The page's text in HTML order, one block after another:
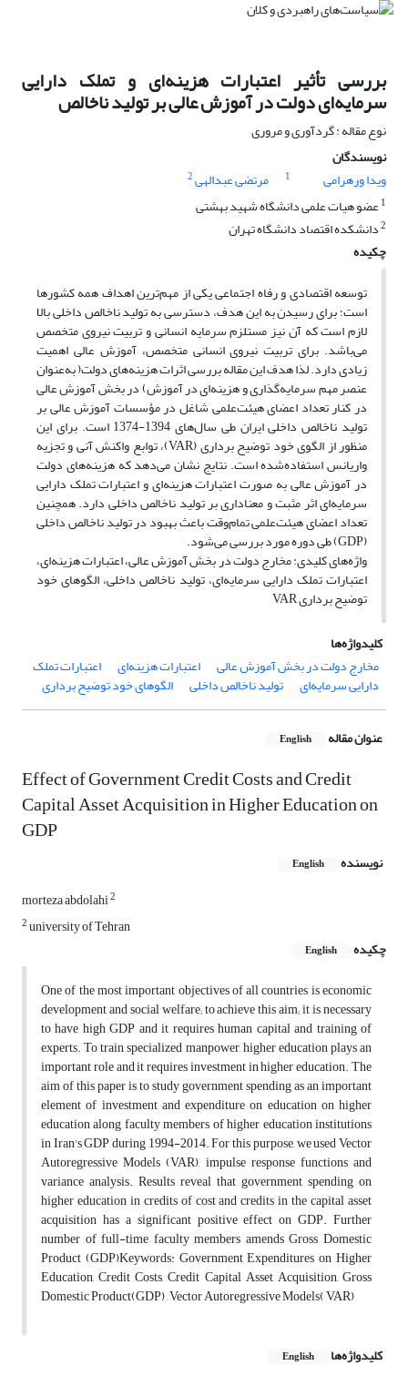
بررسی تأثیر اعتبارات هزینه‌ای و تملک دارایی
سرمایه‌ای دولت در آموزش عالی بر تولید ناخالص
نوع مقاله : گردآوری و مروری
نویسندگان
ویدا ورهرامی
1 مرتضی عبدالهی2
1عضو هیات علمی دانشگاه شهید بهشتی
2دانشکده اقتصاد دانشگاه تهران
چکیده
توسعه اقتصادی و رفاه اجتماعی یکی از مهم‌ترین اهداف همه کشورها
است؛ برای رسیدن به این هدف، دسترسی به تولید ناخالص داخلی بالا
لازم است که آن نیز مستلزم سرمایه انسانی و تربیت نیروی متخصص
می‌باشد. برای تربیت نیروی انسانی متخصص، آموزش عالی اهمیت
زیادی دارد. لذا هدف این مقاله بررسی اثرات هزینه‌های دولت( به‌عنوان
عنصر مهم سرمایه‌گذاری و هزینه‌ای در آموزش) در بخش آموزش عالی
در کنار تعداد اعضای هیئت‌علمی شاغل در مؤسسات آموزش عالی بر
تولید ناخالص داخلی ایران طی سال‌های 1394-1374 است. برای این
منظور از الگوی خود توضیح برداری (VAR)، توابع واکنش آنی و تجزیه
واریانس استفاده‌شده است. نتایج نشان می‌دهد که هزینه‌های دولت
در آموزش عالی به صورت اعتبارات هزینه‌ای و اعتبارات تملک دارایی
سرمایه‌ای اثر مثبت و معناداری بر تولید ناخالص داخلی دارد. همچنین
تعداد اعضای هیئت‌علمی تمام‌وقت باعث بهبود در تولید ناخالص داخلی
(GDP) طی دوره مورد بررسی می‌شود.
واژه‌های کلیدی: مخارج دولت در بخش آموزش عالی، اعتبارات هزینه‌ای،
اعتبارات تملک دارایی سرمایه‌ای، تولید ناخالص داخلی، الگوهای خود
توضیح برداری VAR
کلیدواژه‌ها
مخارج دولت در بخش آموزش عالی
اعتبارات هزینه‌ای اعتبارات تملک
دارایی سرمایه‌ای تولید ناخالص داخلی الگوهای خود توضیح برداری
عنوان مقاله English
Effect of Government Credit Costs and Credit
Capital Asset Acquisition in Higher Education on
GDP
نویسنده English
morteza abdolahi2
2university of Tehran
چکیده
English
One of the most important objectives of all countries is economic
development and social welfare; to achieve this aim; it is necessary
to have high GDP and it requires human capital and training of
experts. To train specialized manpower, higher education plays an
important role and it requires investment in higher education. The
aim of this paper is to study government spending as an important
element of investment and expenditure on education on higher
education along faculty members of higher education institutions
in Iran's GDP during 1994-2014. For this purpose, we used Vector
Autoregressive Models (VAR), impulse response functions and
variance analysis. Results reveal that government spending on
higher education in credits of cost and credits in the capital asset
acquisition has a significant positive effect on GDP. Further
number of full-time faculty members amends Gross Domestic
Product (GDP)Keywords: Government Expenditures on Higher
Education, Credit Costs, Credit Capital Asset Acquisition, Gross
Domestic Product(GDP) , Vector Autoregressive Models( VAR)
کلیدواژه‌ها English